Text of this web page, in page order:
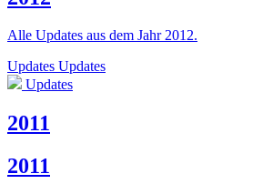
Alle Updates aus dem Jahr 2012.
Updates Updates
Updates
2011
2011